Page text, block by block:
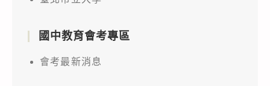
國中教育會考專區
會考最新消息